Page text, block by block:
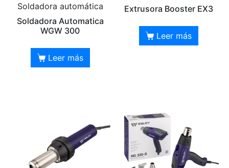
Soldadora automática
Soldadora Automatica
WGW 300
Leer más
Extrusora Booster EX3
Leer más